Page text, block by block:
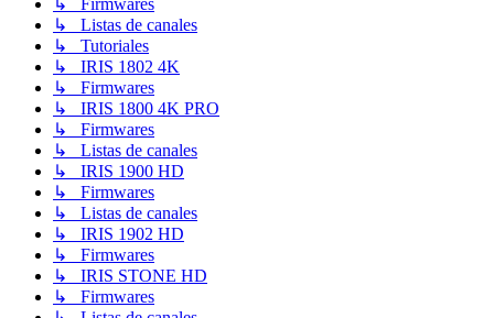
↳ Firmwares
↳ Listas de canales
↳ Tutoriales
↳ IRIS 1802 4K
↳ Firmwares
↳ IRIS 1800 4K PRO
↳ Firmwares
↳ Listas de canales
↳ IRIS 1900 HD
↳ Firmwares
↳ Listas de canales
↳ IRIS 1902 HD
↳ Firmwares
↳ IRIS STONE HD
↳ Firmwares